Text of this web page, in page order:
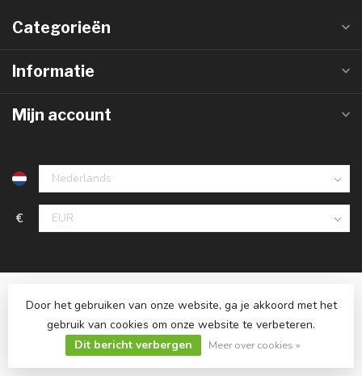
Categorieën
Informatie
Mijn account
€
© Copyright 2026 Ledlampaanbiedingen.nl
Door het gebruiken van onze website, ga je akkoord met het
gebruik van cookies om onze website te verbeteren.
Dit bericht verbergen
Meer over cookies »